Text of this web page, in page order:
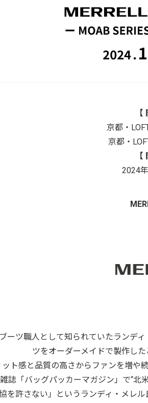
京都・
京都・
2024
ーツ職人として知られていたランデ
ツをオーダーメイドで製作し
ト感と品質の高さからファンを増や
誌「バッグパッカーマガジン」で“北
協を許さない」というランディ・メレ